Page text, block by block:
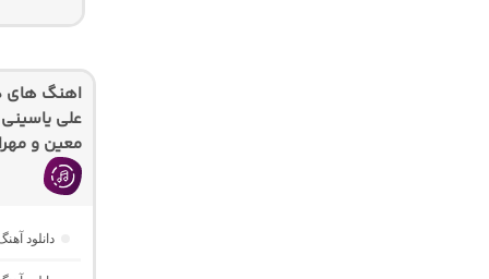
اهنگ های
معین و
دانلود